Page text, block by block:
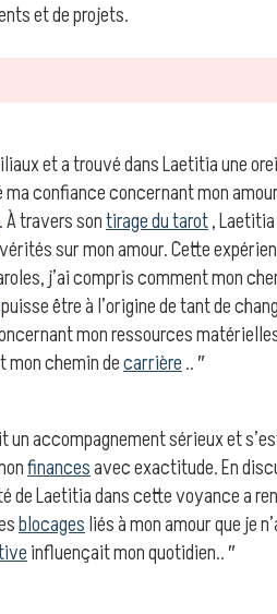
et de projets.
et a trouvé dans Laetitia une
confiance concernant mon
. À travers sontirage du tarot,
sur mon amour. Cette
j’ai compris comment mon
puisse être à l’origine de tant de
mon ressources
chemin decarrière.. ″
accompagnement sérieux et
financesavec exactitude. En
de Laetitia dans cette voyance a
blocagesliés à mon amour que je
influençait mon quotidien.. ″